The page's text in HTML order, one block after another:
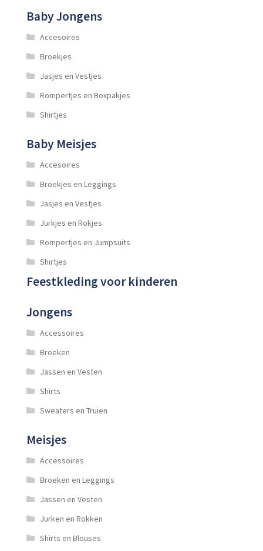
Baby Jongens
Accesoires
Broekjes
Jasjes en Vestjes
Rompertjes en Boxpakjes
Shirtjes
Baby Meisjes
Accesoires
Broekjes en Leggings
Jasjes en Vestjes
Jurkjes en Rokjes
Rompertjes en Jumpsuits
Shirtjes
Feestkleding voor kinderen
Jongens
Accessoires
Broeken
Jassen en Vesten
Shirts
Sweaters en Truien
Meisjes
Accessoires
Broeken en Leggings
Jassen en Vesten
Jurken en Rokken
Shirts en Blouses